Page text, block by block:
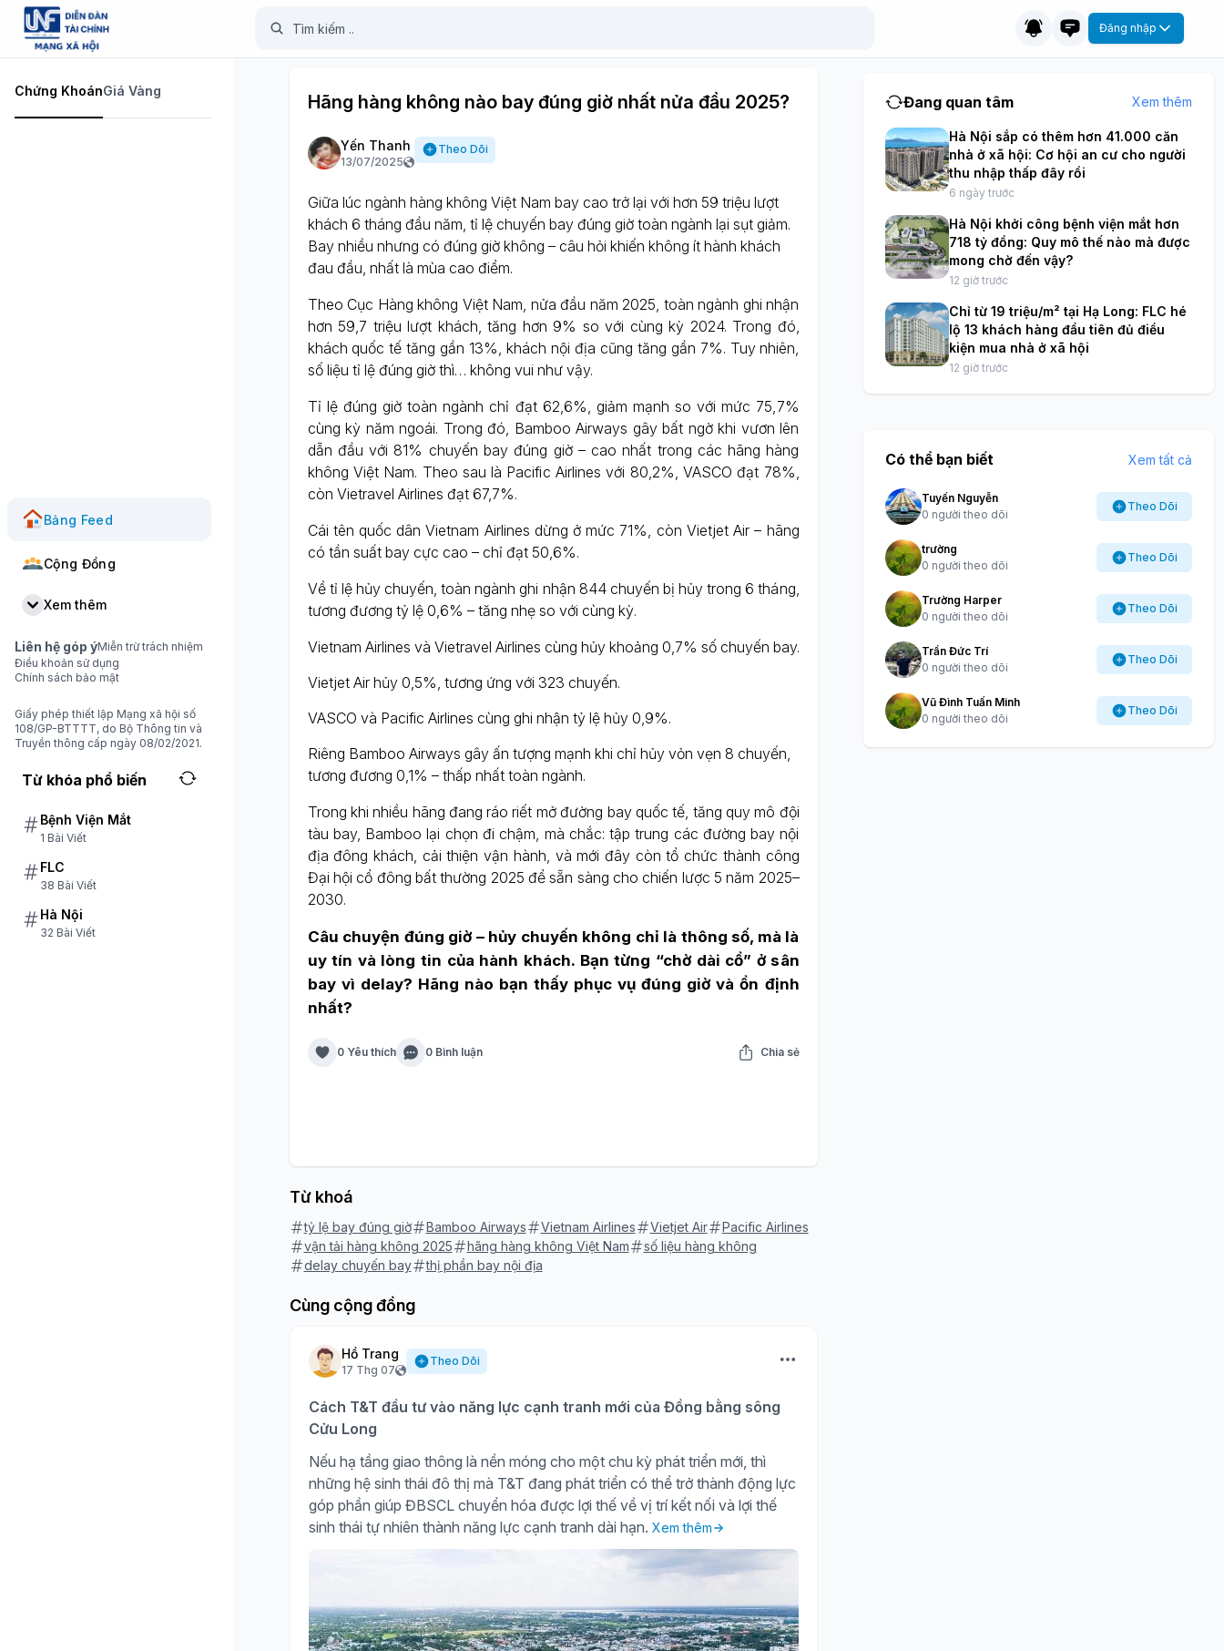
Đăng nhập
Chứng KhoánGiá Vàng
Bảng Feed
Cộng Đồng
Xem thêm
Liên hệ góp ýMiễn trừ trách nhiệm
Điều khoản sử dụng
Chính sách bảo mật
Giấy phép thiết lập Mạng xã hội số
108/GP-BTTTT, do Bộ Thông tin và
Truyền thông cấp ngày 08/02/2021.
Từ khóa phổ biến
Bệnh Viện Mắt
1 Bài Viết
FLC
38 Bài Viết
Hà Nội
32 Bài Viết
Hãng hàng không nào bay đúng giờ nhất nửa đầu 2025?
Yến Thanh
13/07/2025
Theo Dõi
Giữa lúc ngành hàng không Việt Nam bay cao trở lại với hơn 59 triệu lượt
khách 6 tháng đầu năm, tỉ lệ chuyến bay đúng giờ toàn ngành lại sụt giảm.
Bay nhiều nhưng có đúng giờ không – câu hỏi khiến không ít hành khách
đau đầu, nhất là mùa cao điểm.
Theo Cục Hàng không Việt Nam, nửa đầu năm 2025, toàn ngành ghi nhận
hơn 59,7 triệu lượt khách, tăng hơn 9% so với cùng kỳ 2024. Trong đó,
khách quốc tế tăng gần 13%, khách nội địa cũng tăng gần 7%. Tuy nhiên,
số liệu tỉ lệ đúng giờ thì… không vui như vậy.
Tỉ lệ đúng giờ toàn ngành chỉ đạt 62,6%, giảm mạnh so với mức 75,7%
cùng kỳ năm ngoái. Trong đó, Bamboo Airways gây bất ngờ khi vươn lên
dẫn đầu với 81% chuyến bay đúng giờ – cao nhất trong các hãng hàng
không Việt Nam. Theo sau là Pacific Airlines với 80,2%, VASCO đạt 78%,
còn Vietravel Airlines đạt 67,7%.
Cái tên quốc dân Vietnam Airlines dừng ở mức 71%, còn Vietjet Air – hãng
có tần suất bay cực cao – chỉ đạt 50,6%.
Về tỉ lệ hủy chuyến, toàn ngành ghi nhận 844 chuyến bị hủy trong 6 tháng,
tương đương tỷ lệ 0,6% – tăng nhẹ so với cùng kỳ.
Vietnam Airlines và Vietravel Airlines cùng hủy khoảng 0,7% số chuyến bay.
Vietjet Air hủy 0,5%, tương ứng với 323 chuyến.
VASCO và Pacific Airlines cùng ghi nhận tỷ lệ hủy 0,9%.
Riêng Bamboo Airways gây ấn tượng mạnh khi chỉ hủy vỏn vẹn 8 chuyến,
tương đương 0,1% – thấp nhất toàn ngành.
Trong khi nhiều hãng đang ráo riết mở đường bay quốc tế, tăng quy mô đội
tàu bay, Bamboo lại chọn đi chậm, mà chắc: tập trung các đường bay nội
địa đông khách, cải thiện vận hành, và mới đây còn tổ chức thành công
Đại hội cổ đông bất thường 2025 để sẵn sàng cho chiến lược 5 năm 2025–
2030.
Câu chuyện đúng giờ – hủy chuyến không chỉ là thông số, mà là
uy tín và lòng tin của hành khách. Bạn từng “chờ dài cổ” ở sân
bay vì delay? Hãng nào bạn thấy phục vụ đúng giờ và ổn định
nhất?
0 Yêu thích 0 Bình luận Chia sẻ
Từ khoá
tỷ lệ bay đúng giờ Bamboo Airways Vietnam Airlines Vietjet Air
Pacific Airlines
vận tải hàng không 2025
hãng hàng không Việt Nam
số liệu hàng không
delay chuyến bay
thị phần bay nội địa
Cùng cộng đồng
Hồ Trang
17 Thg 07
Theo Dõi
Cách T&T đầu tư vào năng lực cạnh tranh mới của Đồng bằng sông
Cửu Long
Nếu hạ tầng giao thông là nền móng cho một chu kỳ phát triển mới, thì
những hệ sinh thái đô thị mà T&T đang phát triển có thể trở thành động lực
góp phần giúp ĐBSCL chuyển hóa được lợi thế về vị trí kết nối và lợi thế
sinh thái tự nhiên thành năng lực cạnh tranh dài hạn. Xem thêm
Đang quan tâm Xem thêm
Hà Nội sắp có thêm hơn 41.000 căn
nhà ở xã hội: Cơ hội an cư cho người
thu nhập thấp đây rồi
6 ngày trước
Hà Nội khởi công bệnh viện mắt hơn
718 tỷ đồng: Quy mô thế nào mà được
mong chờ đến vậy?
12 giờ trước
Chỉ từ 19 triệu/m² tại Hạ Long: FLC hé
lộ 13 khách hàng đầu tiên đủ điều
kiện mua nhà ở xã hội
12 giờ trước
Có thể bạn biết Xem tất cả
Tuyến Nguyễn
0 người theo dõi
Theo Dõi
trường
0 người theo dõi
Theo Dõi
Trường Harper
0 người theo dõi
Theo Dõi
Trần Đức Trí
0 người theo dõi
Theo Dõi
Vũ Đình Tuấn Minh
0 người theo dõi
Theo Dõi